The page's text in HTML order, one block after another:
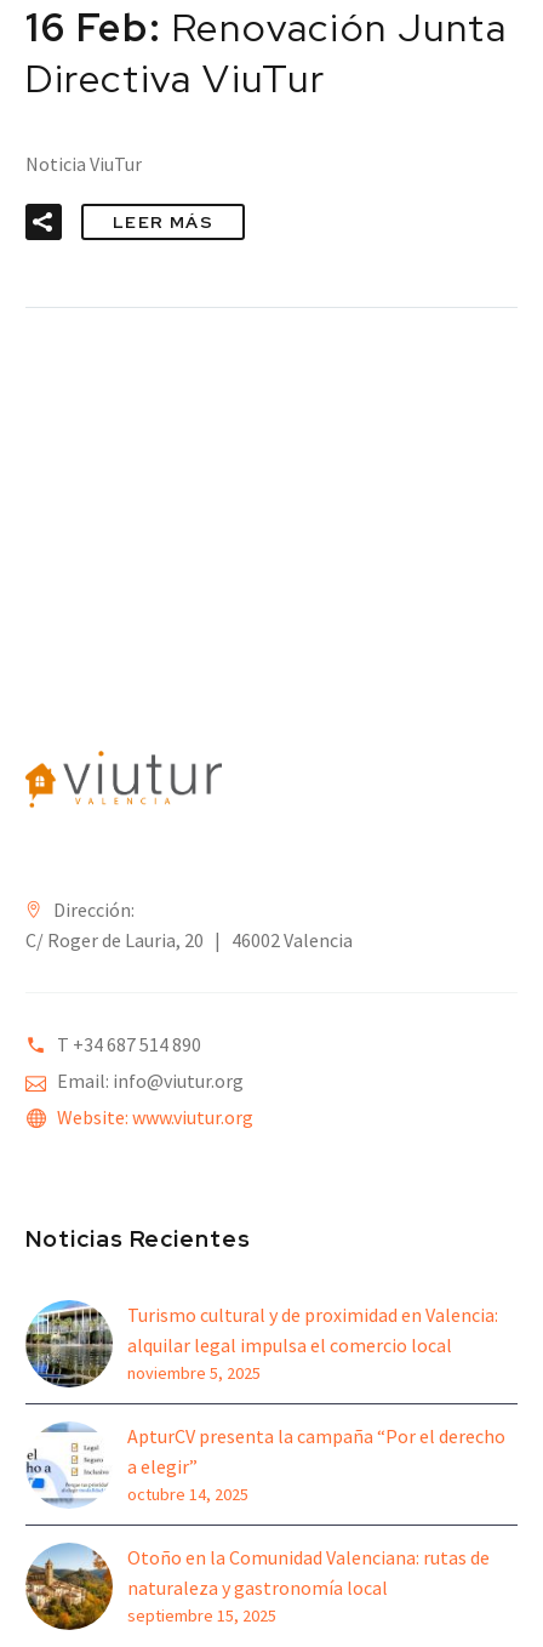
16 Feb: Renovación Junta
Directiva ViuTur
Noticia ViuTur
LEER MÁS
Dirección:
C/ Roger de Lauria, 20 | 46002 Valencia
T +34 687 514 890
Email: info@viutur.org
Website: www.viutur.org
Noticias Recientes
Turismo cultural y de proximidad en Valencia:
alquilar legal impulsa el comercio local
noviembre 5, 2025
ApturCV presenta la campaña “Por el derecho
a elegir”
octubre 14, 2025
Otoño en la Comunidad Valenciana: rutas de
naturaleza y gastronomía local
septiembre 15, 2025